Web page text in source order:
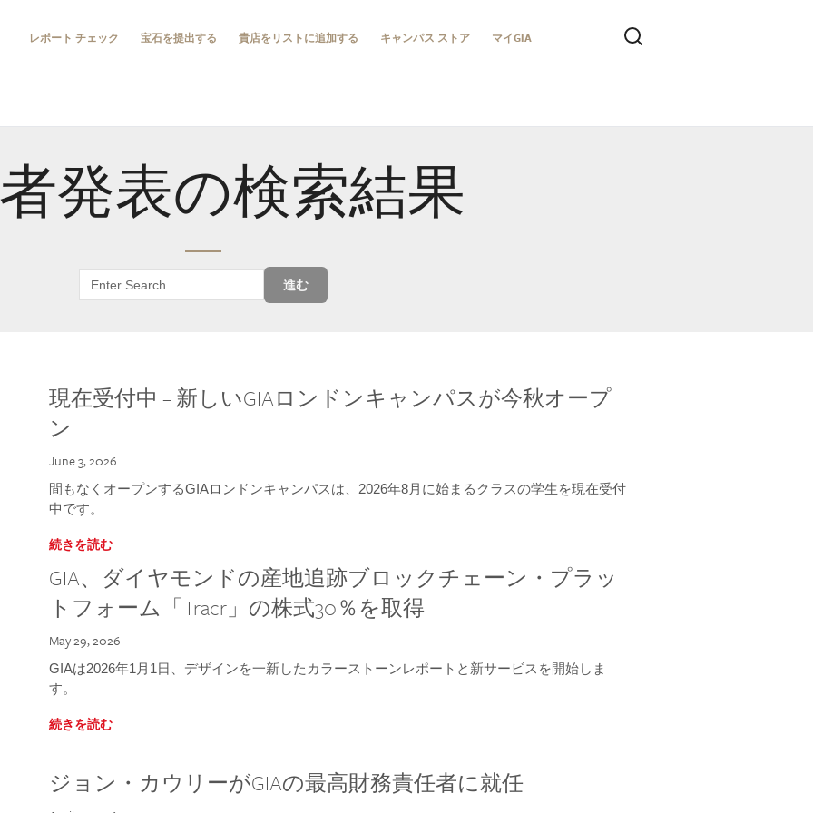
レポート チェック 宝石を提出する 貴店をリストに追加する キャンパス ストア マイGIA
発表の検索結果
進む
現在受付中 – 新しいGIAロンドンキャンパスが今秋オープ
ン
June 3, 2026
間もなくオープンするGIAロンドンキャンパスは、2026年8月に始まるクラスの学生を現在受付
中です。
続きを読む
GIA、ダイヤモンドの産地追跡ブロックチェーン・プラッ
トフォーム「Tracr」の株式30％を取得
May 29, 2026
GIAは2026年1月1日、デザインを一新したカラーストーンレポートと新サービスを開始しま
す。
続きを読む
ジョン・カウリーがGIAの最高財務責任者に就任